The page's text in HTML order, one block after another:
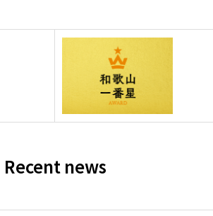
Recent news